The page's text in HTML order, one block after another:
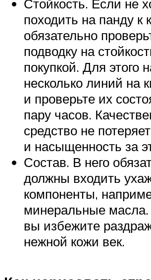
Стойкость. Если не
походить на панду к
обязательно
подводку на
покупкой. Для этого
несколько линий на
и проверьте их
пару часов.
средство не
и насыщенность за
Состав. В него
должны входить
компоненты,
минеральные масла.
вы избежите
нежной кожи век.